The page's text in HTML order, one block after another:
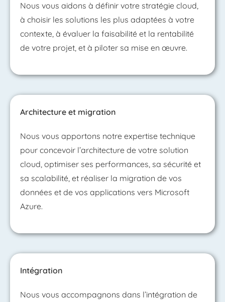
Nous vous aidons à définir votre stratégie cloud,
à choisir les solutions les plus adaptées à votre
contexte, à évaluer la faisabilité et la rentabilité
de votre projet, et à piloter sa mise en œuvre.
Architecture et migration
Nous vous apportons notre expertise technique
pour concevoir l’architecture de votre solution
cloud, optimiser ses performances, sa sécurité et
sa scalabilité, et réaliser la migration de vos
données et de vos applications vers Microsoft
Azure.
Intégration
Nous vous accompagnons dans l’intégration de